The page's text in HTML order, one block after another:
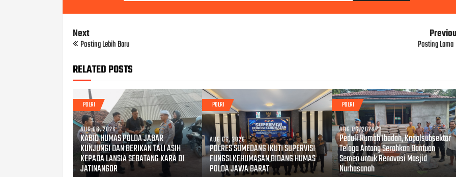
Next
Posting Lebih Baru Posting Lama
RELATED POSTS
POLRI
AUG 06, 2026
KABID HUMAS POLDA JABAR
KUNJUNGI DAN BERIKAN TALI ASIH
KEPADA LANSIA SEBATANG KARA DI
JATINANGOR
POLRI
AUG 06, 2026
POLRES SUMEDANG IKUTI SUPERVISI
FUNGSI KEHUMASAN BIDANG HUMAS
POLDA JAWA BARAT
POLRI
AUG 06, 2026
Peduli Rumah Ibadah, Kapolsubsektor
Telaga Antang Serahkan Bantuan
Semen untuk Renovasi Masjid
Nurhasanah